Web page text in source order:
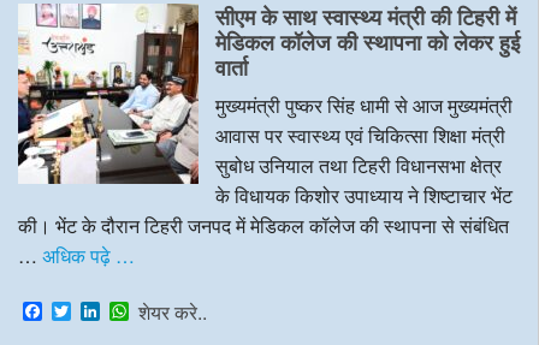
सीएम के साथ स्वास्थ्य मंत्री की टिहरी में
मेडिकल कॉलेज की स्थापना को लेकर हुई
वार्ता
मुख्यमंत्री पुष्कर सिंह धामी से आज मुख्यमंत्री
आवास पर स्वास्थ्य एवं चिकित्सा शिक्षा मंत्री
सुबोध उनियाल तथा टिहरी विधानसभा क्षेत्र
के विधायक किशोर उपाध्याय ने शिष्टाचार भेंट
की। भेंट के दौरान टिहरी जनपद में मेडिकल कॉलेज की स्थापना से संबंधित
… अधिक पढ़े …
F
a
T
w
L W
शेयर करे..